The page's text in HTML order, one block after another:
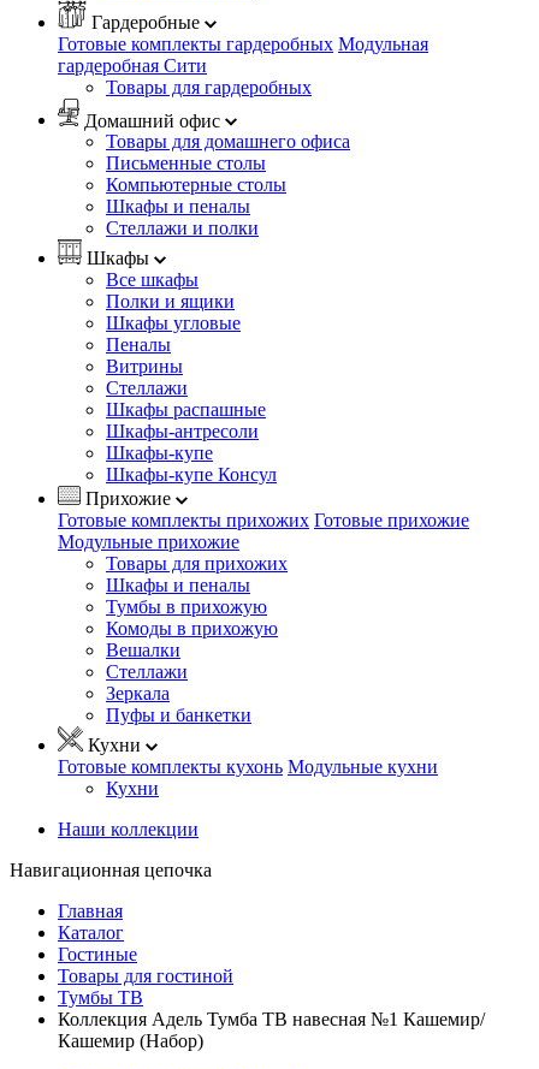
Гардеробные
Готовые комплекты гардеробных Модульная
гардеробная Сити
Товары для гардеробных
Домашний офис
Товары для домашнего офиса
Письменные столы
Компьютерные столы
Шкафы и пеналы
Стеллажи и полки
Шкафы
Все шкафы
Полки и ящики
Шкафы угловые
Пеналы
Витрины
Стеллажи
Шкафы распашные
Шкафы-антресоли
Шкафы-купе
Шкафы-купе Консул
Прихожие
Готовые комплекты прихожих Готовые прихожие
Модульные прихожие
Товары для прихожих
Шкафы и пеналы
Тумбы в прихожую
Комоды в прихожую
Вешалки
Стеллажи
Зеркала
Пуфы и банкетки
Кухни
Готовые комплекты кухонь Модульные кухни
Кухни
Наши коллекции
Навигационная цепочка
Главная
Каталог
Гостиные
Товары для гостиной
Тумбы ТВ
Коллекция Адель Тумба ТВ навесная №1 Кашемир/
Кашемир (Набор)